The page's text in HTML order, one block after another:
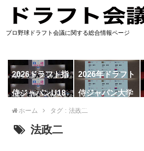
プロ野球ドラフト会議に関する総合情報ページ
2026ドラフト指
名予想
2026年ドラフト
候補
侍ジャパンU18
代表
侍ジャパン大学
代表
ホーム タグ : 法政二
法政二